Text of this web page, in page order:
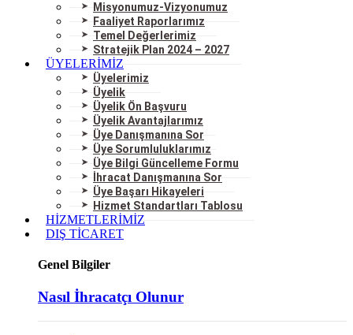
Misyonumuz-Vizyonumuz
Faaliyet Raporlarımız
Temel Değerlerimiz
Stratejik Plan 2024 – 2027
ÜYELERİMİZ
Üyelerimiz
Üyelik
Üyelik Ön Başvuru
Üyelik Avantajlarımız
Üye Danışmanına Sor
Üye Sorumluluklarımız
Üye Bilgi Güncelleme Formu
İhracat Danışmanına Sor
Üye Başarı Hikayeleri
Hizmet Standartları Tablosu
HİZMETLERİMİZ
DIŞ TİCARET
Genel Bilgiler
Nasıl İhracatçı Olunur